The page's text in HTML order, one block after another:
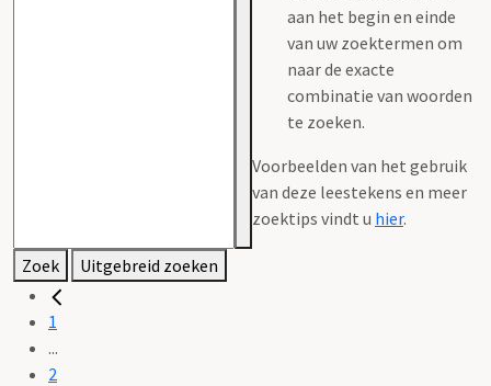
aan het begin en einde
van uw zoektermen om
naar de exacte
combinatie van woorden
te zoeken.
Voorbeelden van het gebruik
van deze leestekens en meer
zoektips vindt u hier.
Zoek Uitgebreid zoeken
1
...
2